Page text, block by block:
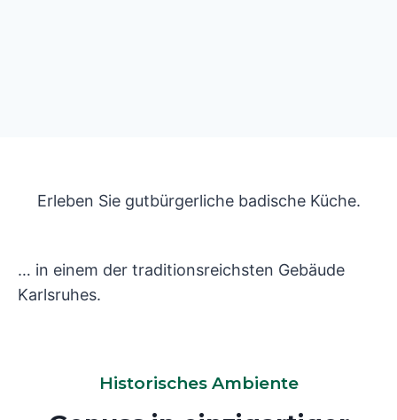
Erleben Sie gutbürgerliche badische Küche.
… in einem der traditionsreichsten Gebäude
Karlsruhes.
Historisches Ambiente